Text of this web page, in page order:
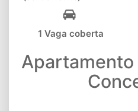
1 Vaga coberta
Apartamento